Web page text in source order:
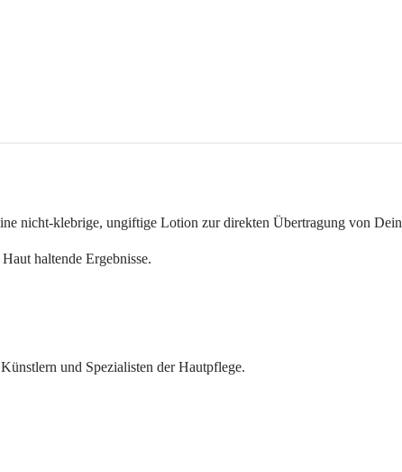
nicht-klebrige, ungiftige Lotion zur direkten Übertragung von
haltende Ergebnisse.
und Spezialisten der Hautpflege.